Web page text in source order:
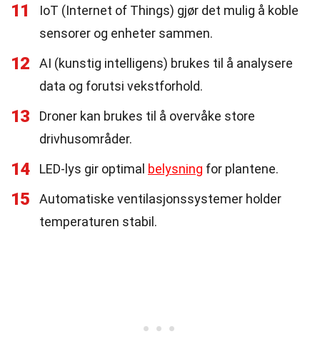
11
IoT (Internet of Things) gjør det mulig å koble
sensorer og enheter sammen.
12
AI (kunstig intelligens) brukes til å analysere
data og forutsi vekstforhold.
13
Droner kan brukes til å overvåke store
drivhusområder.
14 LED-lys gir optimal belysning for plantene.
15
Automatiske ventilasjonssystemer holder
temperaturen stabil.